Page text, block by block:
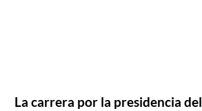
La carrera por la presidencia del